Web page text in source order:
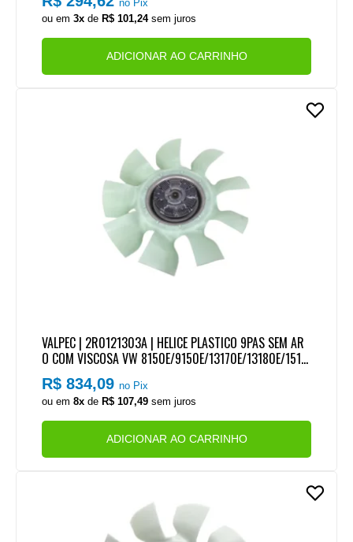
no Pix
ou em3x de R$ 101,24sem juros
ADICIONAR AO CARRINHO
VALPEC | 2R0121303A | HELICE PLASTICO 9PAS SEM AR
O COM VISCOSA VW 8150E/9150E/13170E/13180E/1517
0E/15190E MOTOR CUMMINS SERIE ISB
R$ 834,09no Pix
ou em8x deR$ 107,49 sem juros
ADICIONAR AO CARRINHO